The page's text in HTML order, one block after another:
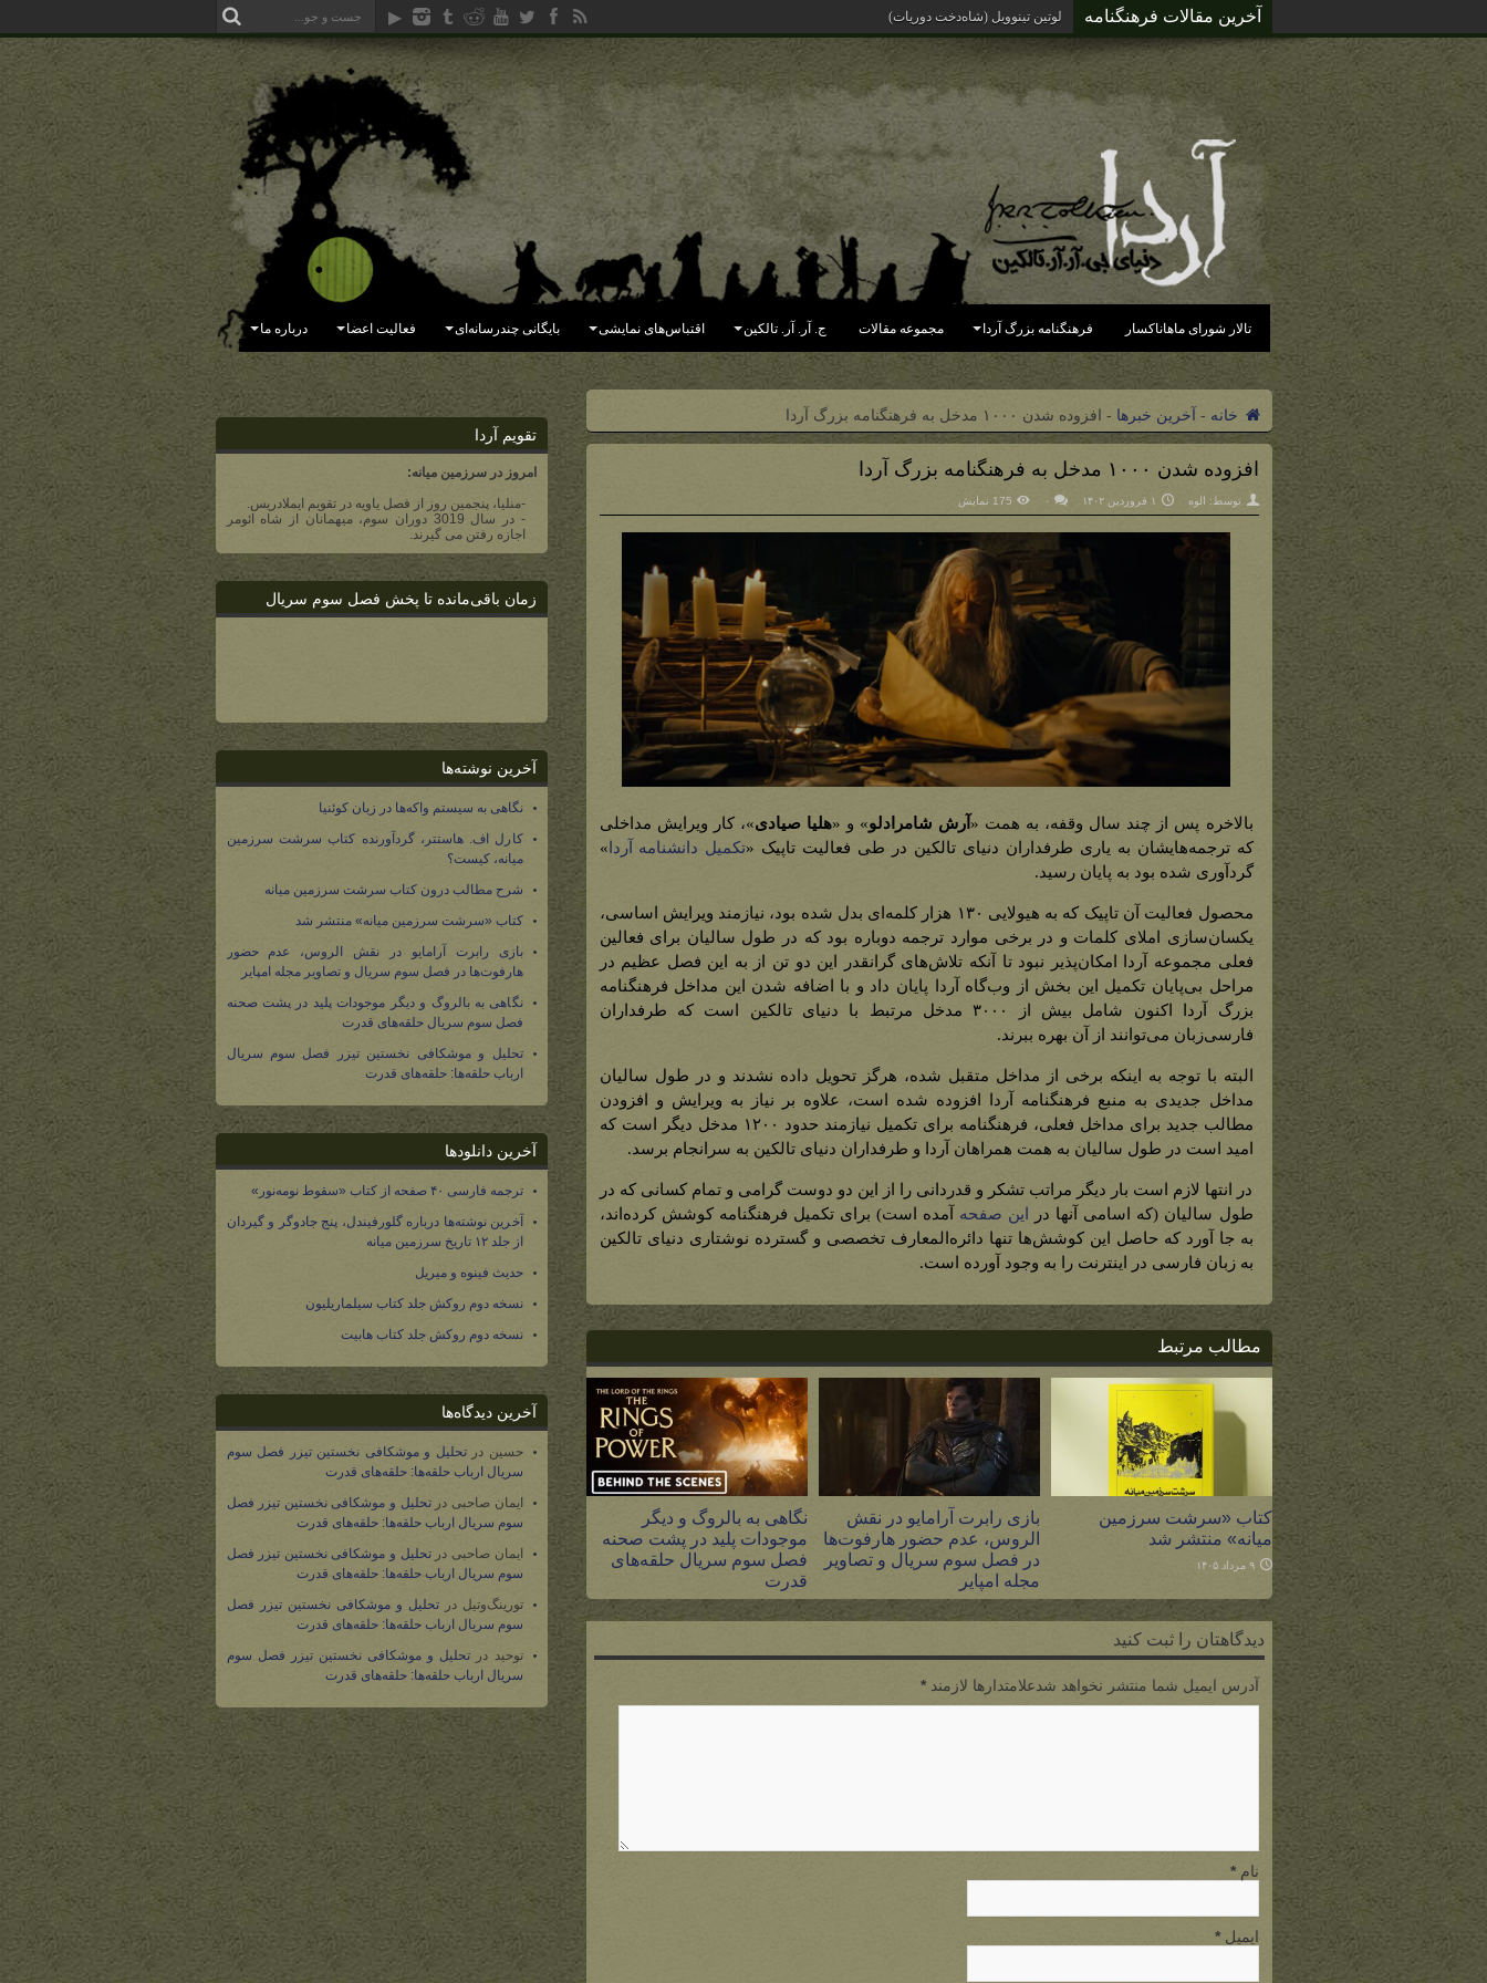
آخرین مقالات فرهنگنامه لوتین تینوویل (شاه‌دخت دوریات)
تالار شورای ماهاناکسار فرهنگنامه بزرگ آردا مجموعه مقالات ج. آر. آر. تالکین اقتباس‌های نمایشی بایگانی چندرسانه‌ای فعالیت اعضا درباره ما
خانه - آخرین خبرها - افزوده شدن ۱۰۰۰ مدخل به فرهنگنامه بزرگ آردا
افزوده شدن ۱۰۰۰ مدخل به فرهنگنامه بزرگ آردا
توسط: الوه ۱ فروردین ۱۴۰۲ ۰ 175 نمایش
بالاخره پس از چند سال وقفه، به همت « آرش شامرادلو» و «هلیا صیادی»، کار ویرایش مداخلی
که ترجمه‌هایشان به یاری طرفداران دنیای تالکین در طی فعالیت تاپیک «تکمیل دانشنامه آردا »
گردآوری شده بود به پایان رسید.
محصول فعالیت آن تاپیک که به هیولایی ۱۳۰ هزار کلمه‌ای بدل شده بود، نیازمند ویرایش اساسی،
یکسان‌سازی املای کلمات و در برخی موارد ترجمه دوباره بود که در طول سالیان برای فعالین
فعلی مجموعه آردا امکان‌پذیر نبود تا آنکه تلاش‌های گرانقدر این دو تن از به این فصل عظیم در
مراحل بی‌پایان تکمیل این بخش از وب‌گاه آردا پایان داد و با اضافه شدن این مداخل فرهنگنامه
بزرگ آردا اکنون شامل بیش از ۳۰۰۰ مدخل مرتبط با دنیای تالکین است که طرفداران
فارسی‌زبان می‌توانند از آن بهره ببرند.
البته با توجه به اینکه برخی از مداخل متقبل شده، هرگز تحویل داده نشدند و در طول سالیان
مداخل جدیدی به منبع فرهنگنامه آردا افزوده شده است، علاوه بر نیاز به ویرایش و افزودن
مطالب جدید برای مداخل فعلی، فرهنگنامه برای تکمیل نیازمند حدود ۱۲۰۰ مدخل دیگر است که
امید است در طول سالیان به همت همراهان آردا و طرفداران دنیای تالکین به سرانجام برسد.
در انتها لازم است بار دیگر مراتب تشکر و قدردانی را از این دو دوست گرامی و تمام کسانی که در
طول سالیان (که اسامی آنها در
این صفحه آمده است) برای تکمیل فرهنگنامه کوشش کرده‌اند،
به جا آورد که حاصل این کوشش‌ها تنها دائره‌المعارف تخصصی و گسترده نوشتاری دنیای تالکین
به زبان فارسی در اینترنت را به وجود آورده است.
مطالب مرتبط
کتاب «سرشت سرزمین
میانه» منتشر شد
۹ مرداد ۱۴۰۵
بازی رابرت آرامایو در نقش
الروس، عدم حضور هارفوت‌ها
در فصل سوم سریال و تصاویر
مجله امپایر
نگاهی به بالروگ و دیگر
موجودات پلید در پشت صحنه
فصل سوم سریال حلقه‌های
قدرت
دیدگاهتان را ثبت کنید
آدرس ایمیل شما منتشر نخواهد شدعلامتدارها لازمند*
نام *
ایمیل *
تقویم آردا
امروز در سرزمین میانه:
-منلیا، پنجمین روز از فصل یاویه در تقویم ایملادریس.
- در سال 3019 دوران سوم، میهمانان از شاه ائومر
اجازه رفتن می گیرند.
زمان باقی‌مانده تا پخش فصل سوم سریال
آخرین نوشته‌ها
نگاهی به سیستم واکه‌ها در زبان کوئنیا
کارل اف. هاستتر، گردآورنده کتاب سرشت سرزمین
میانه، کیست؟
شرح مطالب درون کتاب سرشت سرزمین میانه
کتاب «سرشت سرزمین میانه» منتشر شد
بازی رابرت آرامایو در نقش الروس، عدم حضور
هارفوت‌ها در فصل سوم سریال و تصاویر مجله امپایر
نگاهی به بالروگ و دیگر موجودات پلید در پشت صحنه
فصل سوم سریال حلقه‌های قدرت
تحلیل و موشکافی نخستین تیزر فصل سوم سریال
ارباب حلقه‌ها: حلقه‌های قدرت
آخرین دانلودها
ترجمه فارسی ۴۰ صفحه از کتاب «سقوط نومه‌نور»
آخرین نوشته‌ها درباره گلورفیندل، پنج جادوگر و گیردان
از جلد ۱۲ تاریخ سرزمین میانه
حدیث فینوه و میریل
نسخه دوم روکش جلد کتاب سیلماریلیون
نسخه دوم روکش جلد کتاب هابیت
آخرین دیدگاه‌ها
حسین درتحلیل و موشکافی نخستین تیزر فصل سوم
سریال ارباب حلقه‌ها: حلقه‌های قدرت
ایمان صاحبی درتحلیل و موشکافی نخستین تیزر فصل
سوم سریال ارباب حلقه‌ها: حلقه‌های قدرت
ایمان صاحبی درتحلیل و موشکافی نخستین تیزر فصل
سوم سریال ارباب حلقه‌ها: حلقه‌های قدرت
تورینگ‌وتیل درتحلیل و موشکافی نخستین تیزر فصل
سوم سریال ارباب حلقه‌ها: حلقه‌های قدرت
توحید در تحلیل و موشکافی نخستین تیزر فصل سوم
سریال ارباب حلقه‌ها: حلقه‌های قدرت